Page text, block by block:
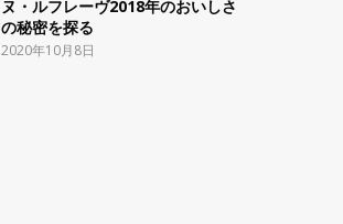
ヌ・ルフレーヴ2018年のおいしさ
の秘密を探る
2020年10月8日